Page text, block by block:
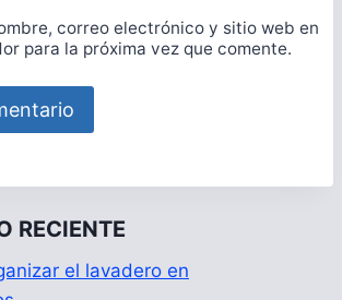
correo electrónico y sitio web en
para la próxima vez que comente.
RECIENTE
el lavadero en